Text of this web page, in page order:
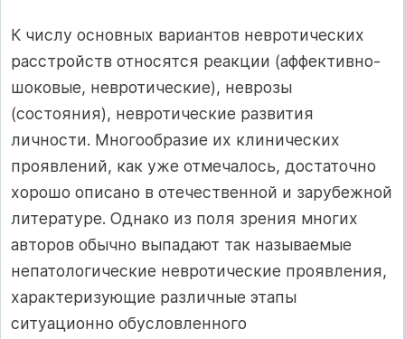
К числу основных вариантов невротических
расстройств относятся реакции (аффективно-
шоковые, невротические), неврозы
(состояния), невротические развития
личности. Многообразие их клинических
проявлений, как уже отмечалось, достаточно
хорошо описано в отечественной и зарубежной
литературе. Однако из поля зрения многих
авторов обычно выпадают так называемые
непатологические невротические проявления,
характеризующие различные этапы
ситуационно обусловленного